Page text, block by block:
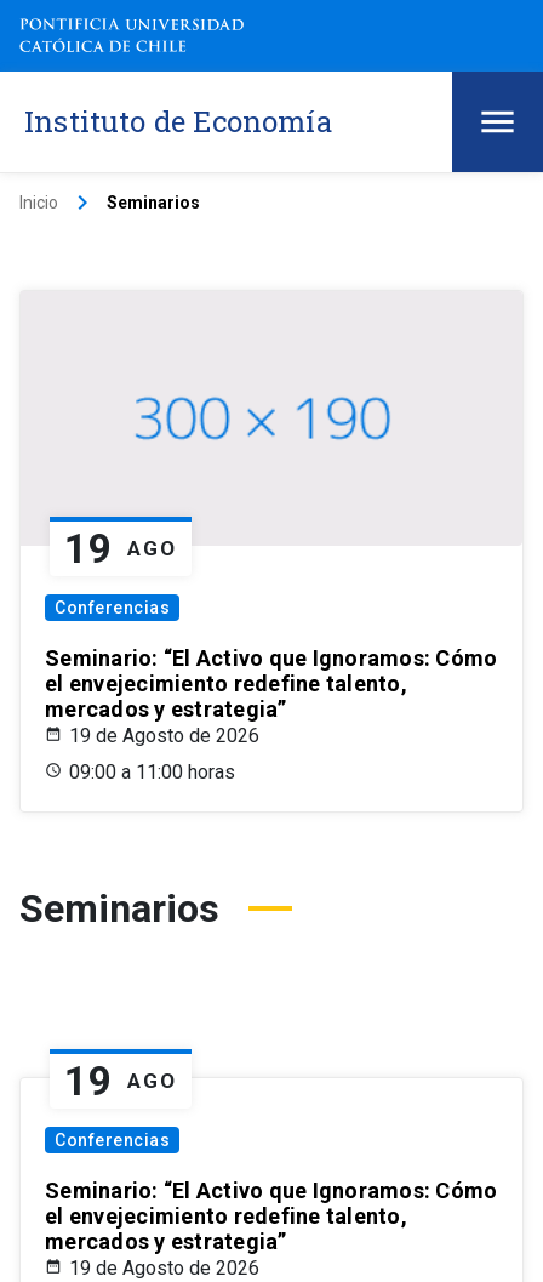
Instituto de Economía
Inicio keyboard_arrow_right Seminarios
19 AGO
Conferencias
Seminario: “El Activo que Ignoramos: Cómo
el envejecimiento redefine talento,
mercados y estrategia”
19 de Agosto de 2026
09:00 a 11:00 horas
Seminarios
19 AGO
Conferencias
Seminario: “El Activo que Ignoramos: Cómo
el envejecimiento redefine talento,
mercados y estrategia”
19 de Agosto de 2026